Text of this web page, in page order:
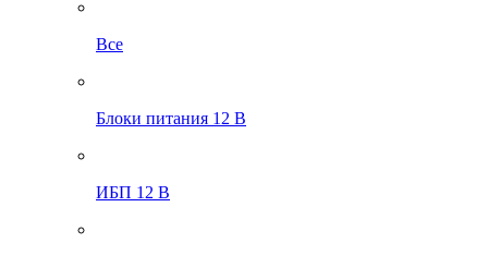
Все
Блоки питания 12 В
ИБП 12 В